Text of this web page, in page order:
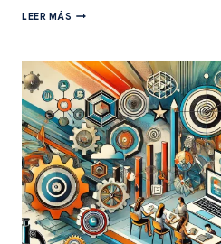
LEER MÁS LA
CULTURA
DEL
PENSAMIENTO.